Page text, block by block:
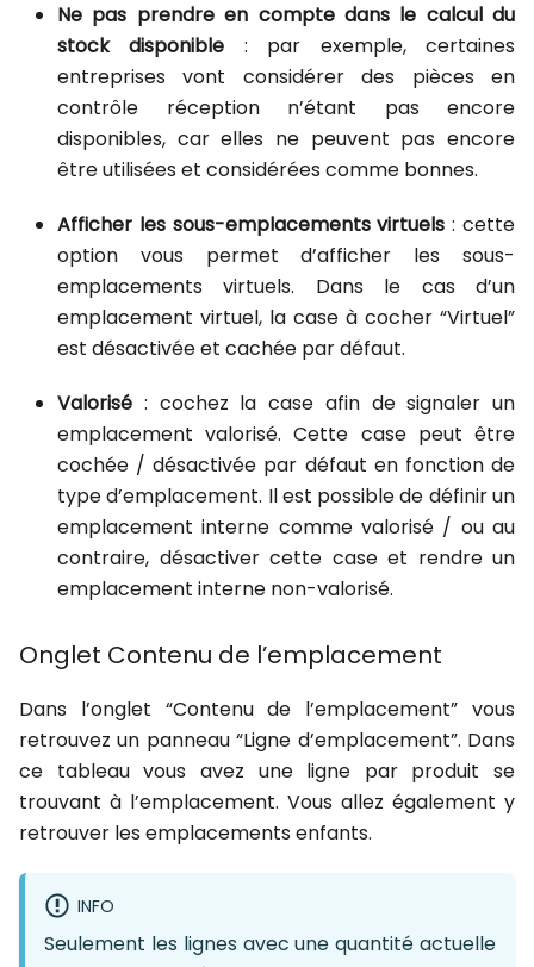
Ne pas prendre en compte dans le calcul du
stock disponible : par exemple, certaines
entreprises vont considérer des pièces en
contrôle réception n’étant pas encore
disponibles, car elles ne peuvent pas encore
être utilisées et considérées comme bonnes.
Afficher les sous-emplacements virtuels : cette
option vous permet d’afficher les sous-
emplacements virtuels. Dans le cas d’un
emplacement virtuel, la case à cocher “Virtuel”
est désactivée et cachée par défaut.
Valorisé : cochez la case afin de signaler un
emplacement valorisé. Cette case peut être
cochée / désactivée par défaut en fonction de
type d’emplacement. Il est possible de définir un
emplacement interne comme valorisé / ou au
contraire, désactiver cette case et rendre un
emplacement interne non-valorisé.
Onglet Contenu de l’emplacement
Dans l’onglet “Contenu de l’emplacement” vous
retrouvez un panneau “Ligne d’emplacement”. Dans
ce tableau vous avez une ligne par produit se
trouvant à l’emplacement. Vous allez également y
retrouver les emplacements enfants.
INFO
Seulement les lignes avec une quantité actuelle